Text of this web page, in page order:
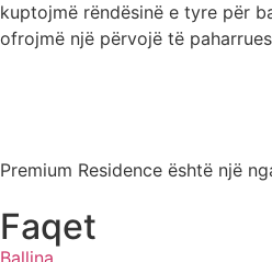
kuptojmë rëndësinë e tyre për
ofrojmë një përvojë të
Premium Residence është një
Faqet